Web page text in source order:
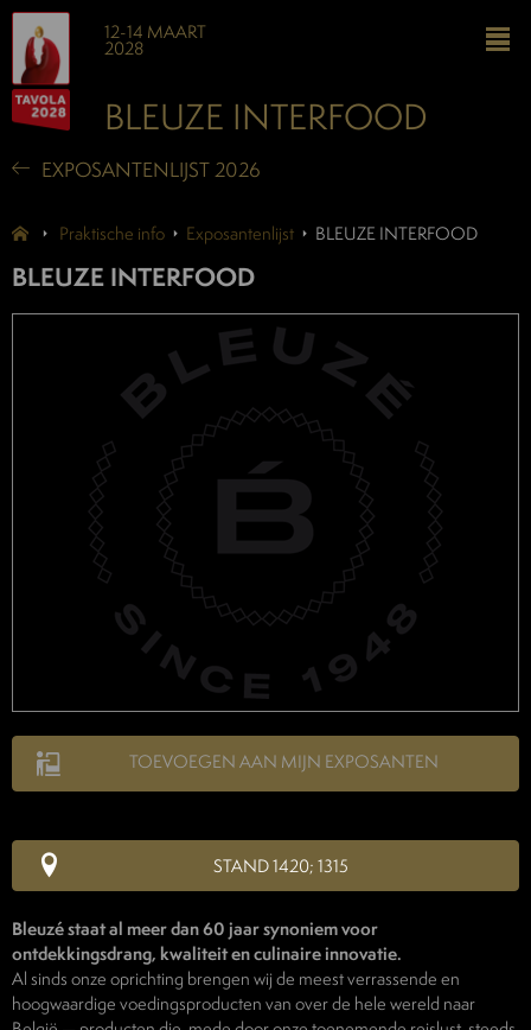
12-14 MAART
2028
BLEUZE INTERFOOD
EXPOSANTENLIJST 2026
Praktische info Exposantenlijst BLEUZE INTERFOOD
BLEUZE INTERFOOD
TOEVOEGEN AAN MIJN EXPOSANTEN
STAND 1420; 1315
Bleuzé staat al meer dan 60 jaar synoniem voor
ontdekkingsdrang, kwaliteit en culinaire innovatie.
Al sinds onze oprichting brengen wij de meest verrassende en
hoogwaardige voedingsproducten van over de hele wereld naar